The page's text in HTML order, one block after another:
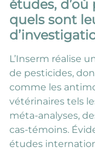
études,
quels sont
L’Inserm réalise
de pesticides,
comme les
vétérinaires tels
méta-analyses,
cas-témoins.
études